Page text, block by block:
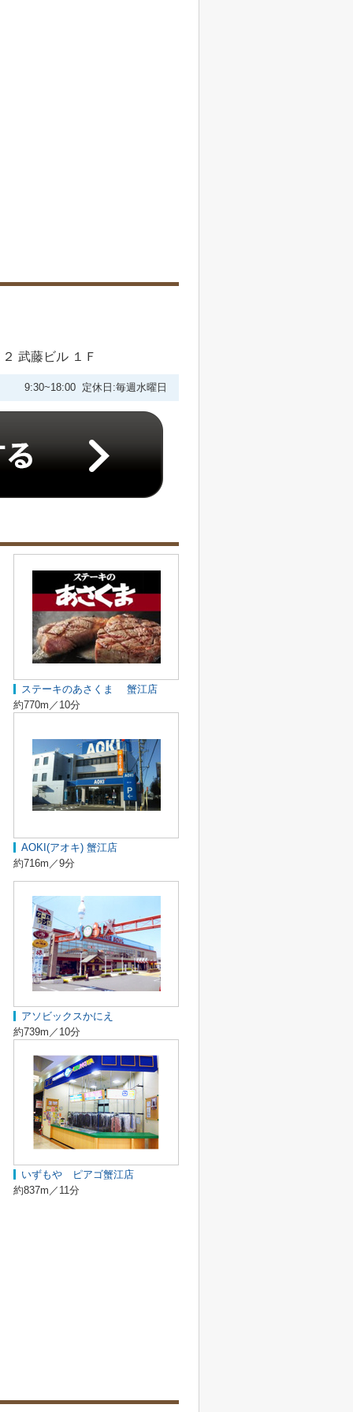
武藤ビル １Ｆ
9:30~18:00 定休日:毎週水曜日
ステーキのあさくま 蟹江店
約770m／10分
AOKI(アオキ) 蟹江店
約716m／9分
アソビックスかにえ
約739m／10分
いずもや ピアゴ蟹江店
約837m／11分